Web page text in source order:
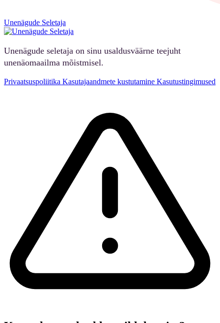
Unenägude Seletaja
Unenägude seletaja on sinu usaldusväärne teejuht
unenäomaailma mõistmisel.
Privaatsuspoliitika Kasutajaandmete kustutamine Kasutustingimused